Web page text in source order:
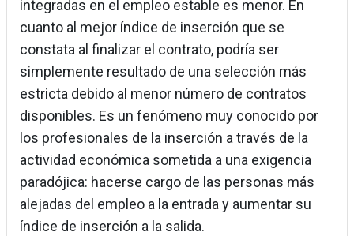
integradas en el empleo estable es menor. En
cuanto al mejor índice de inserción que se
constata al finalizar el contrato, podría ser
simplemente resultado de una selección más
estricta debido al menor número de contratos
disponibles. Es un fenómeno muy conocido por
los profesionales de la inserción a través de la
actividad económica sometida a una exigencia
paradójica: hacerse cargo de las personas más
alejadas del empleo a la entrada y aumentar su
índice de inserción a la salida.